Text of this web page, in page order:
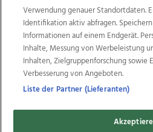
Weitere Angebote des
TV1 di-mog-i.at
Life Radio
OÖNachrichten
OÖN Karriere
OÖN Reise
Regionaljobs
Copyrights © 2026 Tips
Verwendung genauer Standortdaten.
Identifikation aktiv abfragen.
Informationen auf einem Endgerät.
Inhalte, Messung von Werbeleistung
Inhalten, Zielgruppenforschung sowie
Verbesserung von Angeboten.
Liste der Partner (Lieferanten)